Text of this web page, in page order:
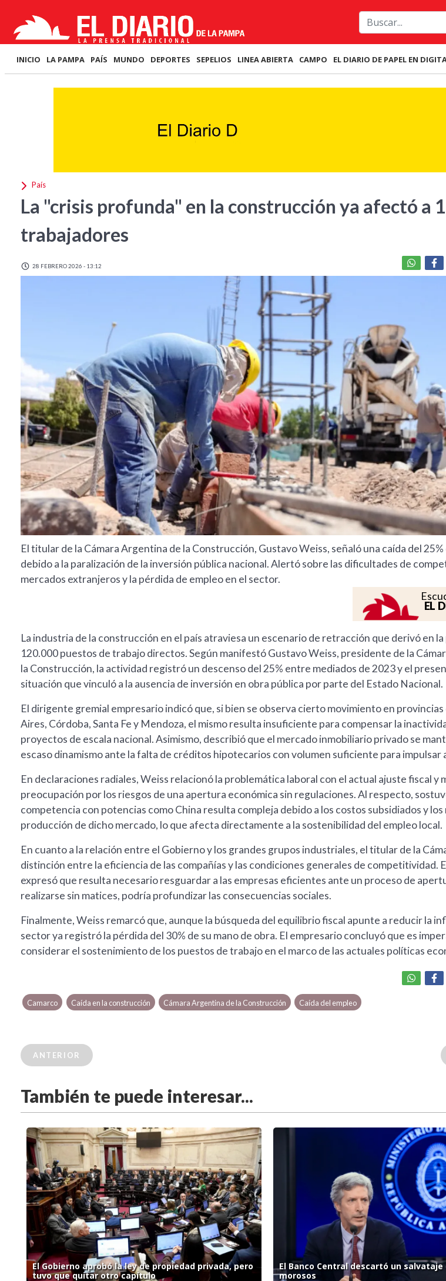
INICIO LA PAMPA PAÍS MUNDO DEPORTES SEPELIOS LINEA ABIERTA CAMPO EL DIARIO DE PAPEL EN
País
La "crisis profunda" en la construcción ya afectó a
trabajadores
28 FEBRERO 2026 - 13:12
El titular de la Cámara Argentina de la Construcción, Gustavo Weiss, señaló una caída del
debido a la paralización de la inversión pública nacional. Alertó sobre las dificultades de
mercados extranjeros y la pérdida de empleo en el sector.
EL
La industria de la construcción en el país atraviesa un escenario de retracción que derivó en
120.000 puestos de trabajo directos. Según manifestó Gustavo Weiss, presidente de la
la Construcción, la actividad registró un descenso del 25% entre mediados de 2023 y el
situación que vinculó a la ausencia de inversión en obra pública por parte del Estado Nacional.
El dirigente gremial empresario indicó que, si bien se observa cierto movimiento en provincias
Aires, Córdoba, Santa Fe y Mendoza, el mismo resulta insuficiente para compensar la
proyectos de escala nacional. Asimismo, describió que el mercado inmobiliario privado se
escaso dinamismo ante la falta de créditos hipotecarios con volumen suficiente para impulsar
En declaraciones radiales, Weiss relacionó la problemática laboral con el actual ajuste fiscal y
preocupación por los riesgos de una apertura económica sin regulaciones. Al respecto,
competencia con potencias como China resulta compleja debido a los costos subsidiados y los
producción de dicho mercado, lo que afecta directamente a la sostenibilidad del empleo local.
En cuanto a la relación entre el Gobierno y los grandes grupos industriales, el titular de la
distinción entre la eficiencia de las compañías y las condiciones generales de competitividad.
expresó que resulta necesario resguardar a las empresas eficientes ante un proceso de
realizarse sin matices, podría profundizar las consecuencias sociales.
Finalmente, Weiss remarcó que, aunque la búsqueda del equilibrio fiscal apunte a reducir la
sector ya registró la pérdida del 30% de su mano de obra. El empresario concluyó que es
considerar el sostenimiento de los puestos de trabajo en el marco de las actuales políticas
Camarco Caída en la construcción Cámara Argentina de la Construcción Caída del empleo
ANTERIOR
También te puede interesar...
El Gobierno aprobó la ley de propiedad privada, pero
tuvo que quitar otro capítulo
El Banco Central descartó un
morosos